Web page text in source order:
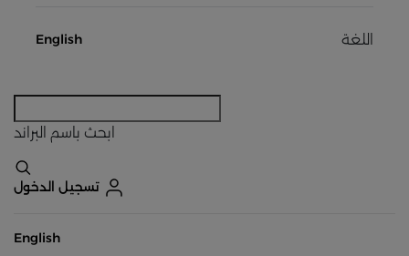
اللغة English
ابحث باسم البراند
تسجيل الدخول
English